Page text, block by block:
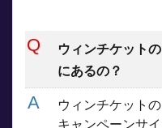
ウィンチケット
にあるの？
ウィンチケット
キャンペーンサ